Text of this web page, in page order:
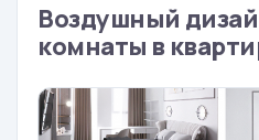
Воздушный
комнаты в